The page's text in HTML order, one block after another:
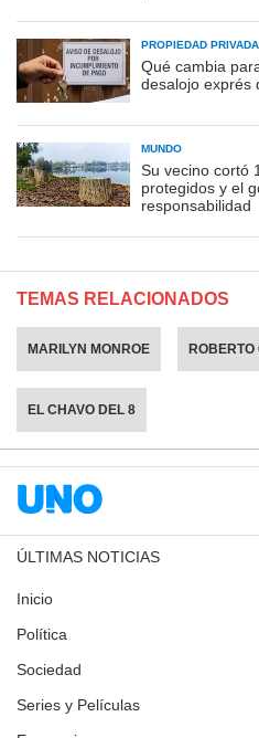
PROPIEDAD PRIVADA
Qué cambia
desalojo exprés
MUNDO
Su vecino cortó
protegidos y el
responsabilidad
TEMAS RELACIONADOS
MARILYN MONROE ROBERTO
EL CHAVO DEL 8
ÚLTIMAS NOTICIAS
Inicio
Política
Sociedad
Series y Películas